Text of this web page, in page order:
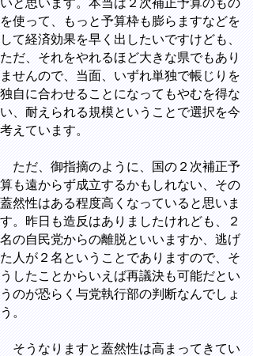
を使って、もっと予算枠も膨らますなどを
して経済効果を早く出したいですけども、
ただ、それをやれるほど大きな県でもあり
ませんので、当面、いずれ単独で帳じりを
独自に合わせることになってもやむを得な
い、耐えられる規模ということで選択を今
考えています。
ただ、御指摘のように、国の２次補正予
算も遠からず成立するかもしれない、その
蓋然性はある程度高くなっていると思いま
す。昨日も造反はありましたけれども、２
名の自民党からの離脱といいますか、逃げ
た人が２名ということでありますので、そ
うしたことからいえば再議決も可能だとい
うのが恐らく与党執行部の判断なんでしょ
う。
そうなりますと蓋然性は高まってきてい